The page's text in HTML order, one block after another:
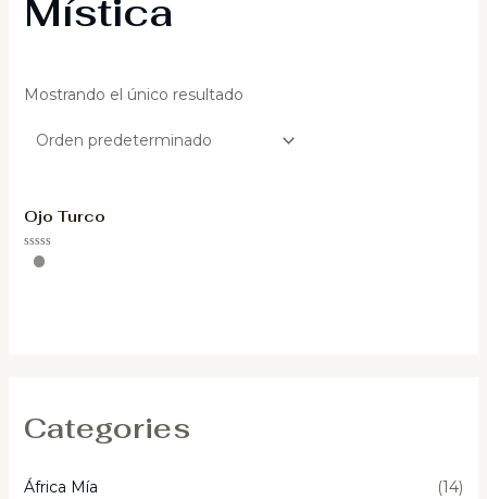
Categories
África Mía
(14)
Mística
Mostrando el único resultado
Ojo Turco
Valorado